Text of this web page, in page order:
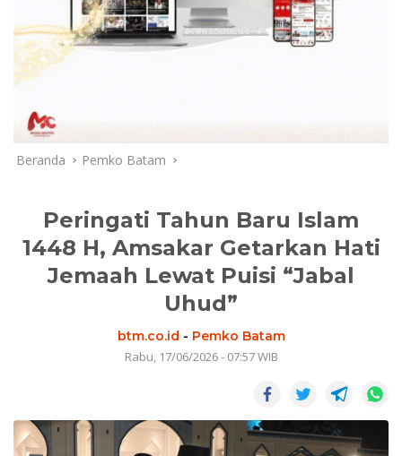
Beranda Pemko Batam
Peringati Tahun Baru Islam
1448 H, Amsakar Getarkan Hati
Jemaah Lewat Puisi “Jabal
Uhud”
btm.co.id - Pemko Batam
Rabu, 17/06/2026 - 07:57 WIB